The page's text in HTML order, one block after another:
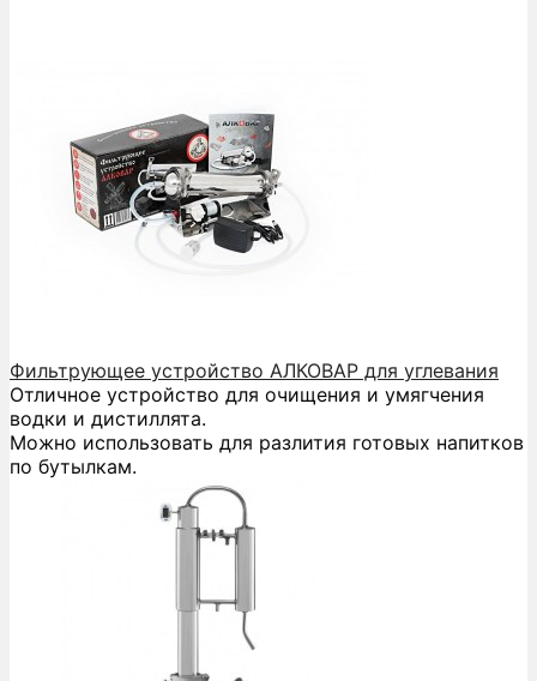
Фильтрующее устройство АЛКОВАР для углевания
Отличное устройство для очищения и умягчения
водки и дистиллята.
Можно использовать для разлития готовых напитков
по бутылкам.